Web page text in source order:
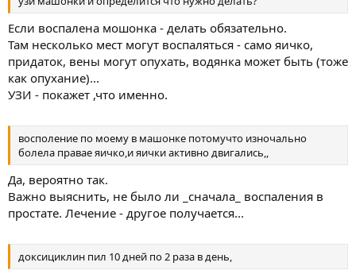
Если воспалена мошонка - делать обязательно.
Там несколько мест могут воспаляться - само яичко,
придаток, вены могут опухать, водянка может быть (тоже
как опухание)...
УЗИ - покажет ,что именно.
восполение по моему в машонке потомучто изночально
болела правае яичко,и яички активно двигались,,
Да, вероятно так.
Важно выяснить, не было ли _сначала_ воспаления в
простате. Лечение - другое получается...
доксициклин пил 10 дней по 2 раза в день,